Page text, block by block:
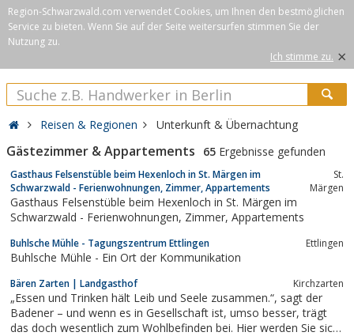
Region-Schwarzwald.com verwendet Cookies, um Ihnen den bestmöglichen
Service zu bieten. Wenn Sie auf der Seite weitersurfen stimmen Sie der
Nutzung zu.
Ich stimme zu. ×
Reisen & Regionen Unterkunft & Übernachtung
Gästezimmer & Appartements 65 Ergebnisse gefunden
Gasthaus Felsenstüble beim Hexenloch in St. Märgen im
Schwarzwald - Ferienwohnungen, Zimmer, Appartements
St.
Märgen
Gasthaus Felsenstüble beim Hexenloch in St. Märgen im
Schwarzwald - Ferienwohnungen, Zimmer, Appartements
Buhlsche Mühle - Tagungszentrum Ettlingen Ettlingen
Buhlsche Mühle - Ein Ort der Kommunikation
Bären Zarten | Landgasthof Kirchzarten
„Essen und Trinken hält Leib und Seele zusammen.“, sagt der
Badener – und wenn es in Gesellschaft ist, umso besser, trägt
das doch wesentlich zum Wohlbefinden bei. Hier werden Sie sich